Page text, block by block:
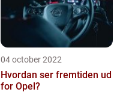
04 october 2022
Hvordan ser fremtiden ud
for Opel?